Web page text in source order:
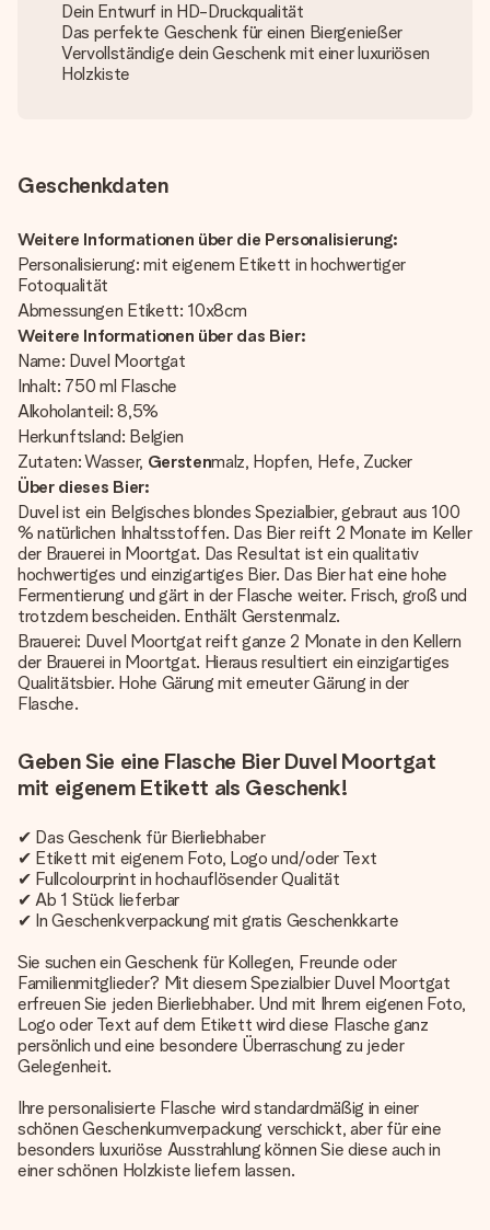
Dein Entwurf in HD-Druckqualität
Das perfekte Geschenk für einen Biergenießer
Vervollständige dein Geschenk mit einer luxuriösen
Holzkiste
Geschenkdaten
Weitere Informationen über die Personalisierung:
Personalisierung: mit eigenem Etikett in hochwertiger
Fotoqualität
Abmessungen Etikett: 10x8cm
Weitere Informationen über das Bier:
Name: Duvel Moortgat
Inhalt: 750 ml Flasche
Alkoholanteil: 8,5%
Herkunftsland: Belgien
Zutaten: Wasser, Gerstenmalz, Hopfen, Hefe, Zucker
Über dieses Bier:
Duvel ist ein Belgisches blondes Spezialbier, gebraut aus 100
% natürlichen Inhaltsstoffen. Das Bier reift 2 Monate im Keller
der Brauerei in Moortgat. Das Resultat ist ein qualitativ
hochwertiges und einzigartiges Bier. Das Bier hat eine hohe
Fermentierung und gärt in der Flasche weiter. Frisch, groß und
trotzdem bescheiden. Enthält Gerstenmalz.
Brauerei: Duvel Moortgat reift ganze 2 Monate in den Kellern
der Brauerei in Moortgat. Hieraus resultiert ein einzigartiges
Qualitätsbier. Hohe Gärung mit erneuter Gärung in der
Flasche.
Geben Sie eine Flasche Bier Duvel Moortgat
mit eigenem Etikett als Geschenk!
✔ Das Geschenk für Bierliebhaber
✔ Etikett mit eigenem Foto, Logo und/oder Text
✔ Fullcolourprint in hochauflösender Qualität
✔ Ab 1 Stück lieferbar
✔ In Geschenkverpackung mit gratis Geschenkkarte
Sie suchen ein Geschenk für Kollegen, Freunde oder
Familienmitglieder? Mit diesem Spezialbier Duvel Moortgat
erfreuen Sie jeden Bierliebhaber. Und mit Ihrem eigenen Foto,
Logo oder Text auf dem Etikett wird diese Flasche ganz
persönlich und eine besondere Überraschung zu jeder
Gelegenheit.
Ihre personalisierte Flasche wird standardmäßig in einer
schönen Geschenkumverpackung verschickt, aber für eine
besonders luxuriöse Ausstrahlung können Sie diese auch in
einer schönen Holzkiste liefern lassen.